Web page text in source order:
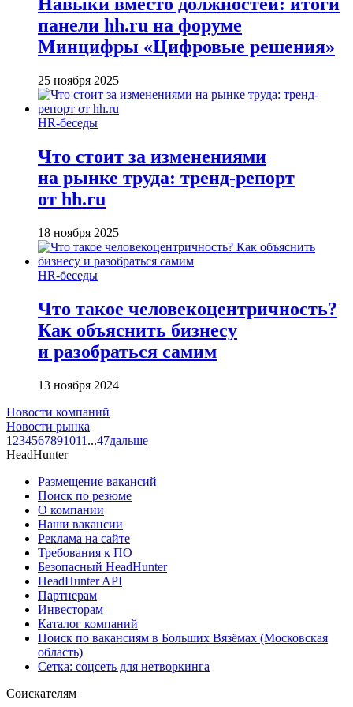
панели hh.ru на форуме
Минцифры «Цифровые решения»
25 ноября 2025
HR-беседы
Что стоит за изменениями
на рынке труда: тренд-репорт
от hh.ru
18 ноября 2025
HR-беседы
Что такое человеко­центричность?
Как объяснить бизнесу
и разобраться самим
13 ноября 2024
Новости компаний
Новости рынка
1 234567891011 ...47дальше
HeadHunter
Размещение вакансий
Поиск по резюме
О компании
Наши вакансии
Реклама на сайте
Требования к ПО
Безопасный HeadHunter
HeadHunter API
Партнерам
Инвесторам
Каталог компаний
Поиск по вакансиям в Больших Вязёмах (Московская
область)
Сетка: соцсеть для нетворкинга
Соискателям